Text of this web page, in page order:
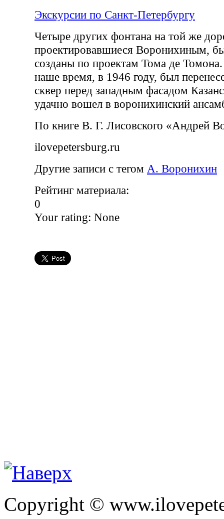
Экскурсии по Санкт-Петербургу
Четыре других фонтана на той же
проектировавшиеся Воронихиным,
созданы по проектам Тома де
наше время, в 1946 году, был
сквер перед западным фасадом
удачно вошел в воронихинский
По книге В. Г. Лисовского «Андрей
ilovepetersburg.ru
Другие записи с тегом А. Воронихин
Рейтинг материала:
0
Your rating: None
Copyright ©